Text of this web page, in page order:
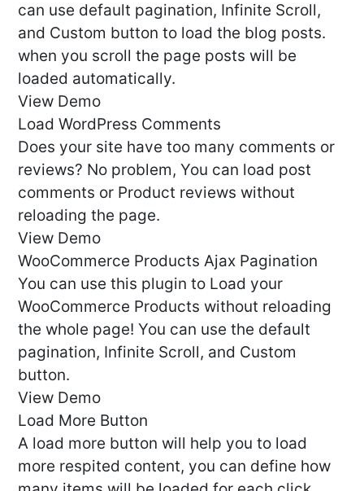
can use default pagination, Infinite Scroll,
and Custom button to load the blog posts.
when you scroll the page posts will be
loaded automatically.
View Demo
Load WordPress Comments
Does your site have too many comments or
reviews? No problem, You can load post
comments or Product reviews without
reloading the page.
View Demo
WooCommerce Products Ajax Pagination
You can use this plugin to Load your
WooCommerce Products without reloading
the whole page! You can use the default
pagination, Infinite Scroll, and Custom
button.
View Demo
Load More Button
A load more button will help you to load
more respited content, you can define how